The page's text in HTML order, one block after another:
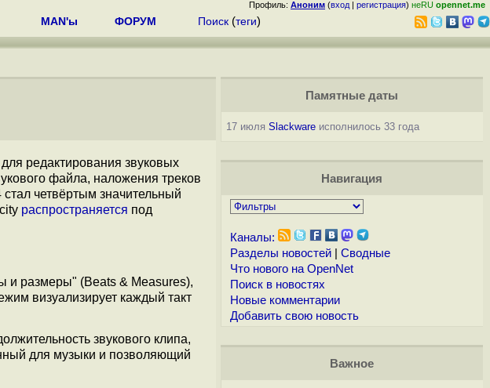
Профиль: Аноним (вход | регистрация) неRU opennet.me
MAN'ы ФОРУМ Поиск (теги)
редактирования звуковых
файла, наложения треков
четвёртым значительный
распространяется под
и размеры" (Beats & Measures),
визуализирует каждый такт
звукового клипа,
для музыки и позволяющий
Памятные даты
17 июля Slackwareисполнилось 33 года
Навигация
Каналы:
Разделы новостей| Сводные
Что нового на OpenNet
Поиск в новостях
Новые комментарии
Добавить свою новость
Важное